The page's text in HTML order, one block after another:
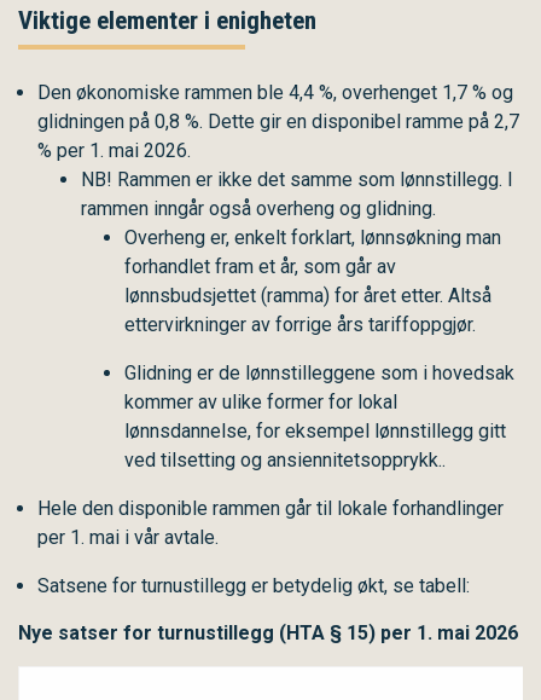
Viktige elementer i enigheten
Den økonomiske rammen ble 4,4 %, overhenget 1,7 % og
glidningen på 0,8 %. Dette gir en disponibel ramme på 2,7
% per 1. mai 2026.
NB! Rammen er ikke det samme som lønnstillegg. I
rammen inngår også overheng og glidning.
Overheng er, enkelt forklart, lønnsøkning man
forhandlet fram et år, som går av
lønnsbudsjettet (ramma) for året etter. Altså
ettervirkninger av forrige års tariffoppgjør.
Glidning er de lønnstilleggene som i hovedsak
kommer av ulike former for lokal
lønnsdannelse, for eksempel lønnstillegg gitt
ved tilsetting og ansiennitetsopprykk..
Hele den disponible rammen går til lokale forhandlinger
per 1. mai i vår avtale.
Satsene for turnustillegg er betydelig økt, se tabell:
Nye satser for turnustillegg (HTA § 15) per 1. mai 2026